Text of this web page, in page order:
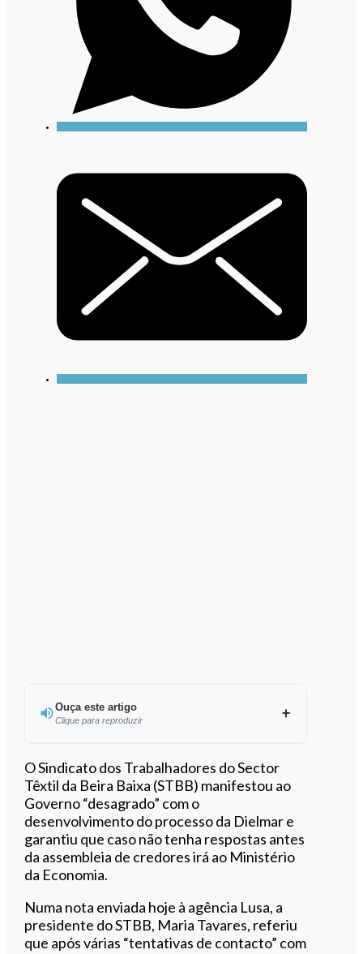
Ouça este artigo
Clique para reproduzir
Ouvir este artigo
O Sindicato dos Trabalhadores do Sector
Têxtil da Beira Baixa (STBB) manifestou ao
Governo “desagrado” com o
desenvolvimento do processo da Dielmar e
garantiu que caso não tenha respostas antes
da assembleia de credores irá ao Ministério
da Economia.
Numa nota enviada hoje à agência Lusa, a
presidente do STBB, Maria Tavares, referiu
que após várias “tentativas de contacto” com